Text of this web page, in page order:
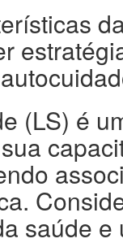
(LS) é
saúde